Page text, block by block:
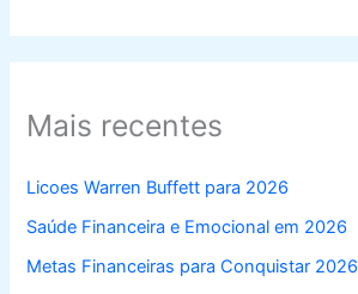
Mais recentes
Licoes Warren Buffett para 2026
Saúde Financeira e Emocional em 2026
Metas Financeiras para Conquistar 2026